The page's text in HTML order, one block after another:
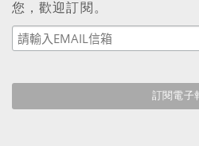
您，歡迎訂閱。